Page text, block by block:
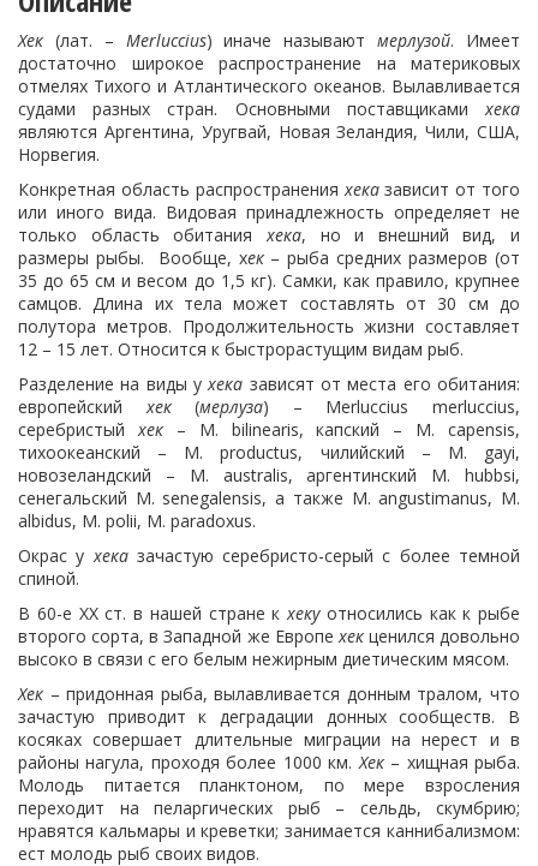
Хек (лат. – Merluccius) иначе называютмерлузой. Имеет
достаточно широкое распространение на материковых
отмелях Тихого и Атлантического океанов. Вылавливается
судами разных стран. Основными поставщикамихека
являются Аргентина, Уругвай, Новая Зеландия, Чили, США,
Норвегия.
Конкретная область распространенияхеказависит от того
или иного вида. Видовая принадлежность определяет не
только область обитанияхека, но и внешний вид, и
размеры рыбы. Вообще, хек– рыба средних размеров (от
35 до 65 см и весом до 1,5 кг). Самки, как правило, крупнее
самцов. Длина их тела может составлять от 30 см до
полутора метров. Продолжительность жизни составляет
12 – 15 лет. Относится к быстрорастущим видам рыб.
Разделение на виды ухека зависят от места его обитания:
европейскийхек(мерлуза) – Merluccius merluccius,
серебристыйхек– M. bilinearis, капский – M. capensis,
тихоокеанский – M. productus, чилийский – M. gayi,
новозеландский – M. australis, аргентинский M. hubbsi,
сенегальский M. senegalensis, а также M. angustimanus, M.
albidus, M. polii, M. paradoxus.
Окрас ухеказачастую серебристо-серый с более темной
спиной.
В 60-е ХХ ст. в нашей стране кхекуотносились как к рыбе
второго сорта, в Западной же Европехекценился довольно
высоко в связи с его белым нежирным диетическим мясом.
Хек – придонная рыба, вылавливается донным тралом, что
зачастую приводит к деградации донных сообществ. В
косяках совершает длительные миграции на нерест и в
районы нагула, проходя более 1000 км.Хек– хищная рыба.
Молодь питается планктоном, по мере взросления
переходит на пеларгических рыб – сельдь, скумбрию;
нравятся кальмары и креветки; занимается каннибализмом:
ест молодь рыб своих видов.